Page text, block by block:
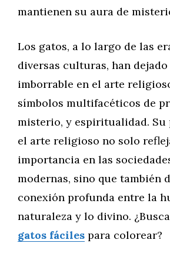
mantienen su aura de
Los gatos, a lo largo de las
diversas culturas, han
imborrable en el arte
símbolos multifacéticos de
misterio, y espiritualidad. Su
el arte religioso no solo
importancia en las
modernas, sino que también
conexión profunda entre la
naturaleza y lo divino.
gatos fáciles para colorear?